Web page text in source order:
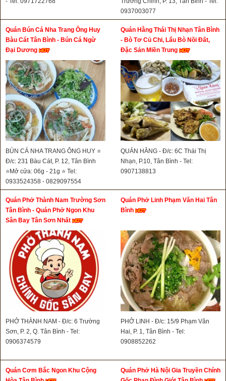
0937003077
Quán Bún Cá Nha Trang Ông Huy
Bàu Cát Tân Bình - Bún Cá Ngừ
Đại Dương
BÚN CÁ NHA TRANG ÔNG HUY ⭐
Đ/c: 231 Bàu Cát, P. 12, Tân Bình
⭐Mở cửa: 06g - 21g ⭐ Tel:
0933524358 - 0829097554
Quán Hằng Thái Thị Nhạn Tân Bình
- Bò Tơ Củ Chi, Lẩu Bò Nồi Đất,
Đặc Sản Miền Trung
QUÁN HẰNG - Đ/c: 6C Thái Thị
Nhạn, P.10, Tân Bình - Tel:
0907138813
Quán Phở Thành Nam Trường Sơn
Tân Bình - Quán Phở Ngon Khu
Sân Bay Tân Sơn Nhất
PHỞ THÀNH NAM - Đ/c: 6 Trường
Sơn, P. 2, Q. Tân Bình - Tel:
0906374579
Quán Phở Linh Phạm Văn Hai Tân
Bình
PHỞ LINH - Đ/c: 15/9 Phạm Văn
Hai, P. 1, Tân Bình - Tel:
0908852262
Quán Cơm Bắc Ngon Khu Cộng
Quán Phở Hà Nội Gia Truyền Chính